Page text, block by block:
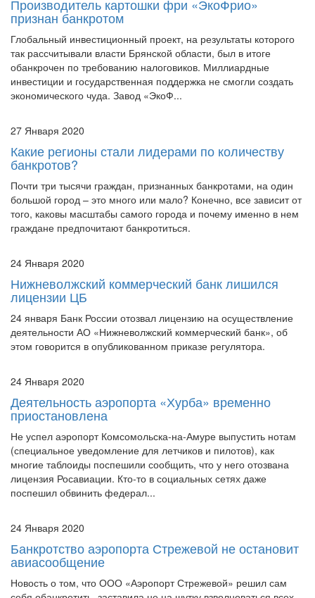
Производитель картошки фри «ЭкоФрио»
признан банкротом
Глобальный инвестиционный проект, на результаты которого
так рассчитывали власти Брянской области, был в итоге
обанкрочен по требованию налоговиков. Миллиардные
инвестиции и государственная поддержка не смогли создать
Какие регионы стали лидерами по количеству
банкротов?
Почти три тысячи граждан, признанных банкротами, на один
большой город – это много или мало? Конечно, все зависит от
того, каковы масштабы самого города и почему именно в нем
Нижневолжский коммерческий банк лишился
лицензии ЦБ
24 января Банк России отозвал лицензию на осуществление
деятельности АО «Нижневолжский коммерческий банк», об
Деятельность аэропорта «Хурба» временно
приостановлена
Не успел аэропорт Комсомольска-на-Амуре выпустить нотам
(специальное уведомление для летчиков и пилотов), как
многие таблоиды поспешили сообщить, что у него отозвана
лицензия Росавиации. Кто-то в социальных сетях даже
Банкротство аэропорта Стрежевой не остановит
авиасообщение